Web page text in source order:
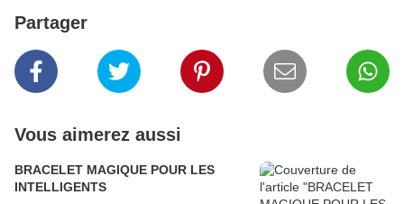
Partager
Vous aimerez aussi
BRACELET MAGIQUE POUR LES
INTELLIGENTS